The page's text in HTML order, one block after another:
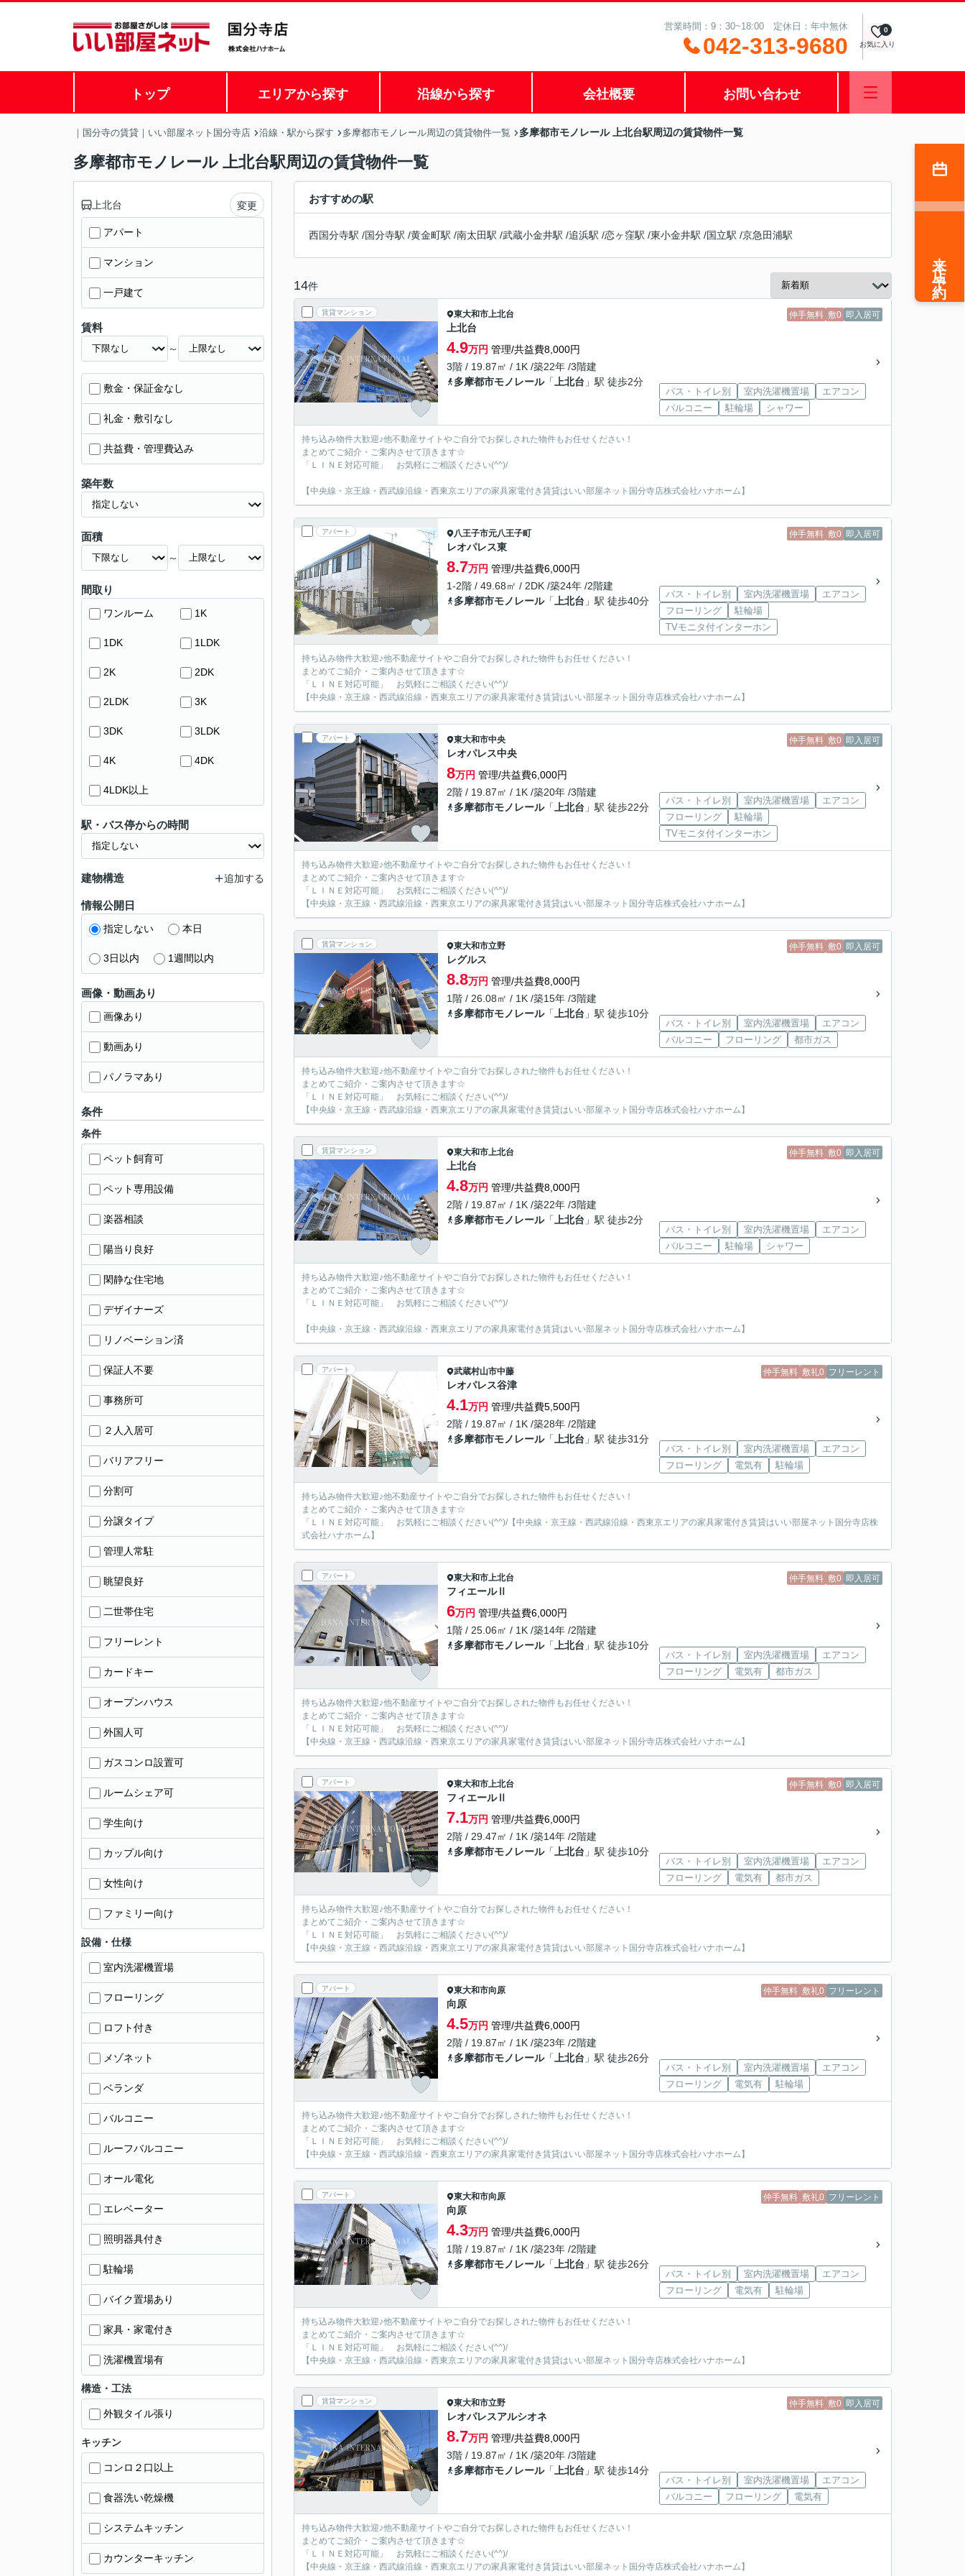
営業時間：9：30~18:00 定休日：年中無休
042-313-9680 お気に入り
0
トップ エリアから探す 沿線から探す 会社概要 お問い合わせ
｜国分寺の賃貸｜いい部屋ネット国分寺店 沿線・駅から探す 多摩都市モノレール周辺の賃貸物件一覧 多摩都市モノレール 上北台駅周辺の賃貸物件一覧
多摩都市モノレール 上北台駅周辺の賃貸物件一覧
おすすめの駅
西国分寺駅 /国分寺駅 /黄金町駅 /南太田駅 /武蔵小金井駅 /追浜駅 /恋ヶ窪駅 /東小金井駅 /国立駅 /京急田浦駅
14件
賃貸マンション 仲手無料 敷0 即入居可
東大和市上北台
上北台
4.9万円 管理/共益費8,000円
3階 / 19.87㎡ / 1K /築22年 /3階建
多摩都市モノレール「 上北台 」駅 徒歩2分
バス・トイレ別 室内洗濯機置場
エアコン
バルコニー
駐輪場 シャワー
持ち込み物件大歓迎♪他不動産サイトやご自分でお探しされた物件もお任せください！
まとめてご紹介・ご案内させて頂きます☆
「ＬＩＮＥ対応可能」 お気軽にご相談ください(^^)/
【中央線・京王線・西武線沿線・西東京エリアの家具家電付き賃貸はいい部屋ネット国分寺店株式会社ハナホーム】
アパート 仲手無料 敷0 即入居可
八王子市元八王子町
レオパレス東
8.7万円 管理/共益費6,000円
1-2階 / 49.68㎡ / 2DK /築24年 /2階建
多摩都市モノレール「 上北台 」駅 徒歩40分
バス・トイレ別 室内洗濯機置場
エアコン
フローリング
駐輪場
TVモニタ付インターホン
持ち込み物件大歓迎♪他不動産サイトやご自分でお探しされた物件もお任せください！
まとめてご紹介・ご案内させて頂きます☆
「ＬＩＮＥ対応可能」 お気軽にご相談ください(^^)/
【中央線・京王線・西武線沿線・西東京エリアの家具家電付き賃貸はいい部屋ネット国分寺店株式会社ハナホーム】
アパート 仲手無料 敷0 即入居可
東大和市中央
レオパレス中央
8万円 管理/共益費6,000円
2階 / 19.87㎡ / 1K /築20年 /3階建
多摩都市モノレール「 上北台 」駅 徒歩22分
バス・トイレ別 室内洗濯機置場
エアコン
フローリング
駐輪場
TVモニタ付インターホン
持ち込み物件大歓迎♪他不動産サイトやご自分でお探しされた物件もお任せください！
まとめてご紹介・ご案内させて頂きます☆
「ＬＩＮＥ対応可能」 お気軽にご相談ください(^^)/
【中央線・京王線・西武線沿線・西東京エリアの家具家電付き賃貸はいい部屋ネット国分寺店株式会社ハナホーム】
賃貸マンション 仲手無料 敷0 即入居可
東大和市立野
レグルス
8.8万円 管理/共益費8,000円
1階 / 26.08㎡ / 1K /築15年 /3階建
多摩都市モノレール「 上北台 」駅 徒歩10分
バス・トイレ別 室内洗濯機置場
エアコン
バルコニー
フローリング 都市ガス
持ち込み物件大歓迎♪他不動産サイトやご自分でお探しされた物件もお任せください！
まとめてご紹介・ご案内させて頂きます☆
「ＬＩＮＥ対応可能」 お気軽にご相談ください(^^)/
【中央線・京王線・西武線沿線・西東京エリアの家具家電付き賃貸はいい部屋ネット国分寺店株式会社ハナホーム】
賃貸マンション 仲手無料 敷0 即入居可
東大和市上北台
上北台
4.8万円 管理/共益費8,000円
2階 / 19.87㎡ / 1K /築22年 /3階建
多摩都市モノレール「 上北台 」駅 徒歩2分
バス・トイレ別 室内洗濯機置場
エアコン
バルコニー
駐輪場 シャワー
持ち込み物件大歓迎♪他不動産サイトやご自分でお探しされた物件もお任せください！
まとめてご紹介・ご案内させて頂きます☆
「ＬＩＮＥ対応可能」 お気軽にご相談ください(^^)/
【中央線・京王線・西武線沿線・西東京エリアの家具家電付き賃貸はいい部屋ネット国分寺店株式会社ハナホーム】
アパート 仲手無料 敷礼0 フリーレント
武蔵村山市中藤
レオパレス谷津
4.1万円 管理/共益費5,500円
2階 / 19.87㎡ / 1K /築28年 /2階建
多摩都市モノレール「 上北台 」駅 徒歩31分
バス・トイレ別 室内洗濯機置場
エアコン
フローリング
電気有 駐輪場
持ち込み物件大歓迎♪他不動産サイトやご自分でお探しされた物件もお任せください！
まとめてご紹介・ご案内させて頂きます☆
「ＬＩＮＥ対応可能」 お気軽にご相談ください(^^)/【中央線・京王線・西武線沿線・西東京エリアの家具家電付き賃貸はいい部屋ネット国分寺店株
式会社ハナホーム】
アパート 仲手無料 敷0 即入居可
東大和市上北台
フィエールⅡ
6万円 管理/共益費6,000円
1階 / 25.06㎡ / 1K /築14年 /2階建
多摩都市モノレール「 上北台 」駅 徒歩10分
バス・トイレ別 室内洗濯機置場
エアコン
フローリング
電気有 都市ガス
持ち込み物件大歓迎♪他不動産サイトやご自分でお探しされた物件もお任せください！
まとめてご紹介・ご案内させて頂きます☆
「ＬＩＮＥ対応可能」 お気軽にご相談ください(^^)/
【中央線・京王線・西武線沿線・西東京エリアの家具家電付き賃貸はいい部屋ネット国分寺店株式会社ハナホーム】
アパート 仲手無料 敷0 即入居可
東大和市上北台
フィエールⅡ
7.1万円 管理/共益費6,000円
2階 / 29.47㎡ / 1K /築14年 /2階建
多摩都市モノレール「 上北台 」駅 徒歩10分
バス・トイレ別 室内洗濯機置場
エアコン
フローリング
電気有 都市ガス
持ち込み物件大歓迎♪他不動産サイトやご自分でお探しされた物件もお任せください！
まとめてご紹介・ご案内させて頂きます☆
「ＬＩＮＥ対応可能」 お気軽にご相談ください(^^)/
【中央線・京王線・西武線沿線・西東京エリアの家具家電付き賃貸はいい部屋ネット国分寺店株式会社ハナホーム】
アパート 仲手無料 敷礼0 フリーレント
東大和市向原
向原
4.5万円 管理/共益費6,000円
2階 / 19.87㎡ / 1K /築23年 /2階建
多摩都市モノレール「 上北台 」駅 徒歩26分
バス・トイレ別 室内洗濯機置場
エアコン
フローリング
電気有 駐輪場
持ち込み物件大歓迎♪他不動産サイトやご自分でお探しされた物件もお任せください！
まとめてご紹介・ご案内させて頂きます☆
「ＬＩＮＥ対応可能」 お気軽にご相談ください(^^)/
【中央線・京王線・西武線沿線・西東京エリアの家具家電付き賃貸はいい部屋ネット国分寺店株式会社ハナホーム】
アパート 仲手無料 敷礼0 フリーレント
東大和市向原
向原
4.3万円 管理/共益費6,000円
1階 / 19.87㎡ / 1K /築23年 /2階建
多摩都市モノレール「 上北台 」駅 徒歩26分
バス・トイレ別 室内洗濯機置場
エアコン
フローリング
電気有 駐輪場
持ち込み物件大歓迎♪他不動産サイトやご自分でお探しされた物件もお任せください！
まとめてご紹介・ご案内させて頂きます☆
「ＬＩＮＥ対応可能」 お気軽にご相談ください(^^)/
【中央線・京王線・西武線沿線・西東京エリアの家具家電付き賃貸はいい部屋ネット国分寺店株式会社ハナホーム】
賃貸マンション 仲手無料 敷0 即入居可
東大和市立野
レオパレスアルシオネ
8.7万円 管理/共益費8,000円
3階 / 19.87㎡ / 1K /築20年 /3階建
多摩都市モノレール「 上北台 」駅 徒歩14分
バス・トイレ別 室内洗濯機置場
エアコン
バルコニー
フローリング 電気有
持ち込み物件大歓迎♪他不動産サイトやご自分でお探しされた物件もお任せください！
まとめてご紹介・ご案内させて頂きます☆
「ＬＩＮＥ対応可能」 お気軽にご相談ください(^^)/
【中央線・京王線・西武線沿線・西東京エリアの家具家電付き賃貸はいい部屋ネット国分寺店株式会社ハナホーム】
上北台 変更
アパート
マンション
一戸建て
賃料
～
敷金・保証金なし
礼金・敷引なし
共益費・管理費込み
築年数
面積
～
間取り
ワンルーム 1K
1DK 1LDK
2K 2DK
2LDK 3K
3DK 3LDK
4K 4DK
4LDK以上
駅・バス停からの時間
建物構造 追加する
情報公開日
指定しない 本日
3日以内 1週間以内
画像・動画あり
画像あり
動画あり
パノラマあり
条件
条件
ペット飼育可
ペット専用設備
楽器相談
陽当り良好
閑静な住宅地
デザイナーズ
リノベーション済
保証人不要
事務所可
２人入居可
バリアフリー
分割可
分譲タイプ
管理人常駐
眺望良好
二世帯住宅
フリーレント
カードキー
オープンハウス
外国人可
ガスコンロ設置可
ルームシェア可
学生向け
カップル向け
女性向け
ファミリー向け
設備・仕様
室内洗濯機置場
フローリング
ロフト付き
メゾネット
ベランダ
バルコニー
ルーフバルコニー
オール電化
エレベーター
照明器具付き
駐輪場
バイク置場あり
家具・家電付き
洗濯機置場有
構造・工法
外観タイル張り
キッチン
コンロ２口以上
食器洗い乾燥機
システムキッチン
カウンターキッチン
来店予約